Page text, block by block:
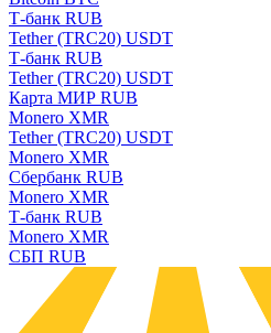
Т-банк RUB
Tether (TRC20) USDT
Т-банк RUB
Tether (TRC20) USDT
Карта МИР RUB
Monero XMR
Tether (TRC20) USDT
Monero XMR
Сбербанк RUB
Monero XMR
Т-банк RUB
Monero XMR
СБП RUB